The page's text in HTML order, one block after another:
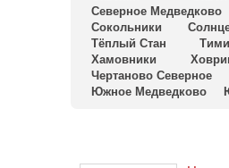
Северное Медведково
Сокольники
Тёплый Стан
Хамовники
Чертаново Северное
Южное Медведково